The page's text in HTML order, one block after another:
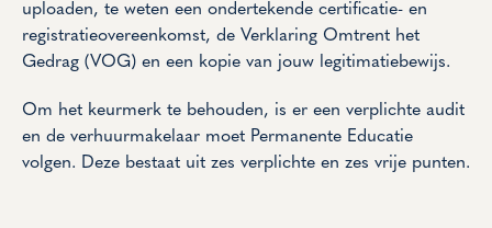
uploaden, te weten een ondertekende certificatie- en
registratieovereenkomst, de Verklaring Omtrent het
Gedrag (VOG) en een kopie van jouw legitimatiebewijs.
Om het keurmerk te behouden, is er een verplichte audit
en de verhuurmakelaar moet Permanente Educatie
volgen. Deze bestaat uit zes verplichte en zes vrije punten.